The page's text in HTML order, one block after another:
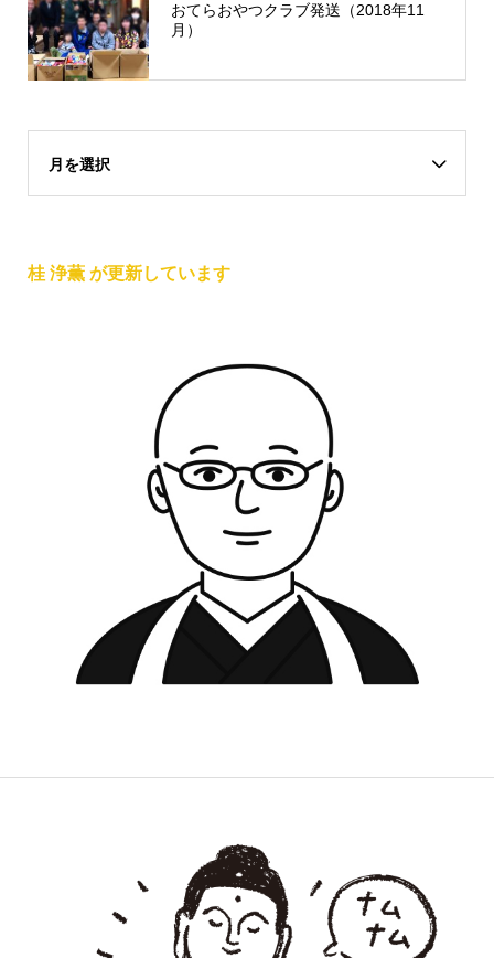
おてらおやつクラブ発送（2018年11
月）
月を選択
桂 浄薫 が更新しています